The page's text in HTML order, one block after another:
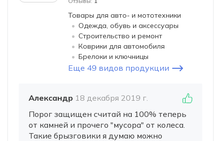
Товары для авто- и мототехники
Одежда, обувь и аксессуары
Строительство и ремонт
Коврики для автомобиля
Брелоки и ключницы
Еще 49 видов продукции
Александр 18 декабря 2019 г.
Порог защищен считай на 100% теперь
от камней и прочего "мусора" от колеса.
Такие брызговики я думаю можно